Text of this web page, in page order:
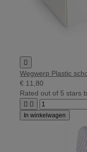

Wegwerp Plastic
€ 11,80
Rated out of 5 stars
 
In winkelwagen